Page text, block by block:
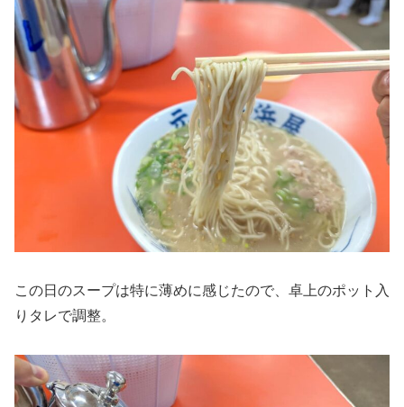
この日のスープは特に薄めに感じたので、卓上のポット入
りタレで調整。